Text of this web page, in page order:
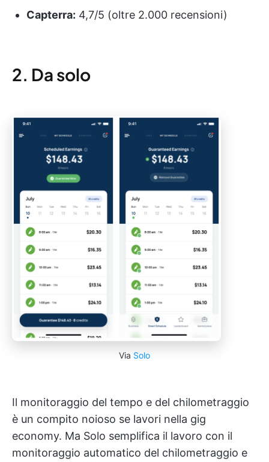
Capterra: 4,7/5 (oltre 2.000 recensioni)
2. Da solo
Via Solo
Il monitoraggio del tempo e del chilometraggio
è un compito noioso se lavori nella gig
economy. Ma Solo semplifica il lavoro con il
monitoraggio automatico del chilometraggio e